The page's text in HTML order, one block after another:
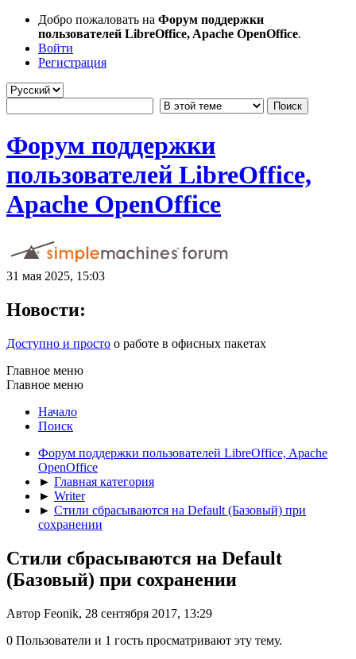
Добро пожаловать на Форум поддержки
пользователей LibreOffice, Apache OpenOffice.
Войти
Регистрация
Форум поддержки
пользователей LibreOffice,
Apache OpenOffice
31 мая 2025, 15:03
Новости:
Доступно и просто о работе в офисных пакетах
Главное меню
Главное меню
Начало
Поиск
Форум поддержки пользователей LibreOffice, Apache
OpenOffice
► Главная категория
► Writer
► Стили сбрасываются на Default (Базовый) при
сохранении
Стили сбрасываются на Default
(Базовый) при сохранении
Автор Feonik, 28 сентября 2017, 13:29
0 Пользователи и 1 гость просматривают эту тему.